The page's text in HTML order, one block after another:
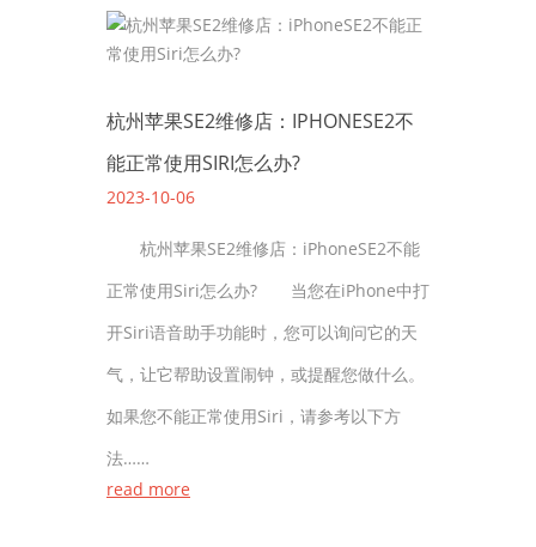
杭州苹果SE2维修店：IPHONESE2不
能正常使用SIRI怎么办?
2023-10-06
杭州苹果SE2维修店：iPhoneSE2不能
正常使用Siri怎么办? 当您在iPhone中打
开Siri语音助手功能时，您可以询问它的天
气，让它帮助设置闹钟，或提醒您做什么。
如果您不能正常使用Siri，请参考以下方
法……
read more